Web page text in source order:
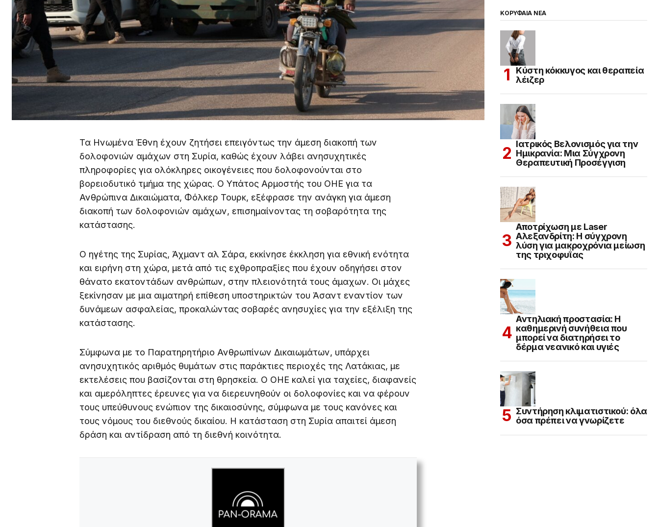
Τα Ηνωμένα Έθνη έχουν ζητήσει επειγόντως την άμεση διακοπή των
δολοφονιών αμάχων στη Συρία, καθώς έχουν λάβει ανησυχητικές
πληροφορίες για ολόκληρες οικογένειες που δολοφονούνται στο
βορειοδυτικό τμήμα της χώρας. Ο Υπάτος Αρμοστής του ΟΗΕ για τα
Ανθρώπινα Δικαιώματα, Φόλκερ Τουρκ, εξέφρασε την ανάγκη για άμεση
διακοπή των δολοφονιών αμάχων, επισημαίνοντας τη σοβαρότητα της
κατάστασης.
Ο ηγέτης της Συρίας, Άχμαντ αλ Σάρα, εκκίνησε έκκληση για εθνική ενότητα
και ειρήνη στη χώρα, μετά από τις εχθροπραξίες που έχουν οδηγήσει στον
θάνατο εκατοντάδων ανθρώπων, στην πλειονότητά τους άμαχων. Οι μάχες
ξεκίνησαν με μια αιματηρή επίθεση υποστηρικτών του Άσαντ εναντίον των
δυνάμεων ασφαλείας, προκαλώντας σοβαρές ανησυχίες για την εξέλιξη της
κατάστασης.
Σύμφωνα με το Παρατηρητήριο Ανθρωπίνων Δικαιωμάτων, υπάρχει
ανησυχητικός αριθμός θυμάτων στις παράκτιες περιοχές της Λατάκιας, με
εκτελέσεις που βασίζονται στη θρησκεία. Ο ΟΗΕ καλεί για ταχείες, διαφανείς
και αμερόληπτες έρευνες για να διερευνηθούν οι δολοφονίες και να φέρουν
τους υπεύθυνους ενώπιον της δικαιοσύνης, σύμφωνα με τους κανόνες και
τους νόμους του διεθνούς δικαίου. Η κατάσταση στη Συρία απαιτεί άμεση
δράση και αντίδραση από τη διεθνή κοινότητα.
ΚΟΡΥΦΑΙΑ ΝΕΑ
Κύστη κόκκυγος και θεραπεία
λέιζερ
Ιατρικός Βελονισμός για την
Ημικρανία: Μια Σύγχρονη
Θεραπευτική Προσέγγιση
Αποτρίχωση με Laser
Αλεξανδρίτη: Η σύγχρονη
λύση για μακροχρόνια μείωση
της τριχοφυΐας
Αντηλιακή προστασία: Η
καθημερινή συνήθεια που
μπορεί να διατηρήσει το
δέρμα νεανικό και υγιές
Συντήρηση κλιματιστικού: όλα
όσα πρέπει να γνωρίζετε